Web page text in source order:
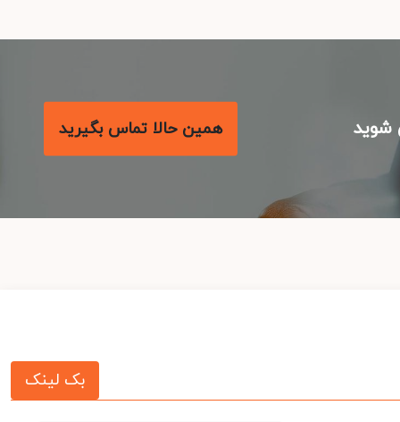
همین حالا تماس بگیرید
بک لینک